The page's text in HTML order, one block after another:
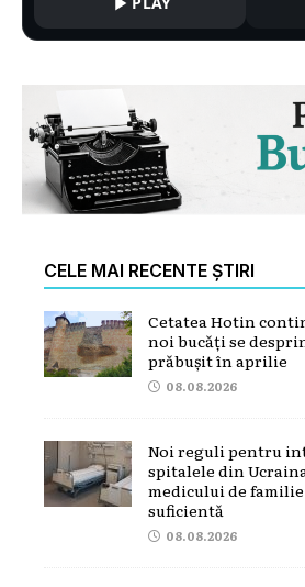
CELE MAI RECENTE ȘTIRI
Cetatea Hotin
noi bucăți se
prăbușit în aprilie
08.08.2026
Noi reguli pentru
spitalele din
medicului de
suficientă
08.08.2026